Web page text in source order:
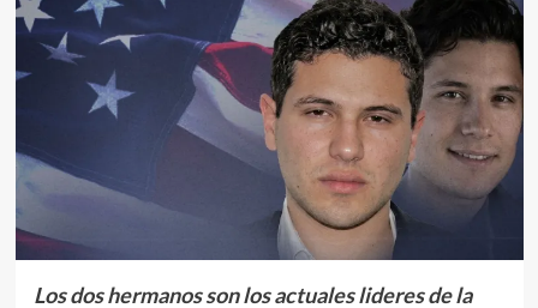
Los dos hermanos son los actuales lideres de la